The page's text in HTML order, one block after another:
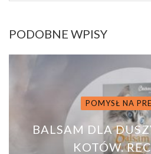
PODOBNE WPISY
POMYSŁ NA
BALSAM DLA
KOTÓW.